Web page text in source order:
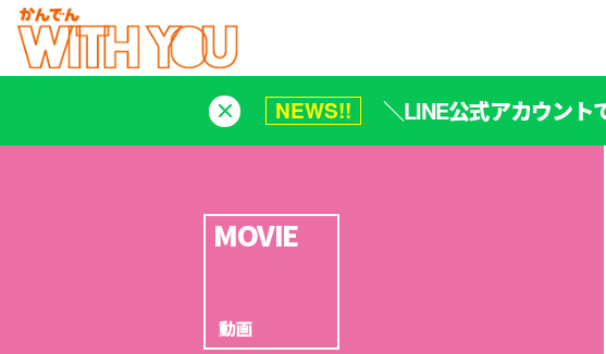
NEWS!! ＼LINE公式アカウント